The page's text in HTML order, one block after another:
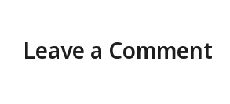
Leave a Comment